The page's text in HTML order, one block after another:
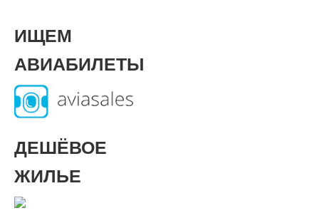
ИЩЕМ
АВИАБИЛЕТЫ
ДЕШЁВОЕ
ЖИЛЬЕ